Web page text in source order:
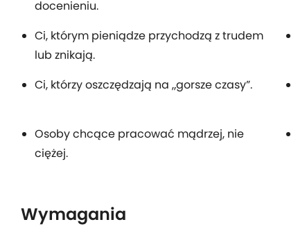
docenieniu.
Ci, którym pieniądze przychodzą z trudem
lub znikają.
Ci, którzy oszczędzają na „gorsze czasy”.
Osoby chcące pracować mądrzej, nie
ciężej.
Wymagania